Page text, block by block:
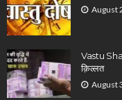
August
Vastu
क़िल्लत
August